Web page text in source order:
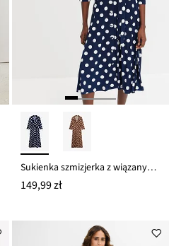
Sukienka szmizjerka z wiązanym paskiem (2 części)
149,99 zł